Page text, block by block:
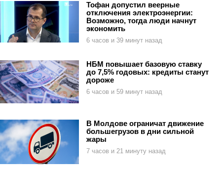
Тофан допустил веерные
отключения электроэнергии:
Возможно, тогда люди начнут
экономить
6 часов и 39 минут назад
НБМ повышает базовую ставку
до 7,5% годовых: кредиты станут
дороже
6 часов и 59 минут назад
В Молдове ограничат движение
большегрузов в дни сильной
жары
7 часов и 21 минуту назад